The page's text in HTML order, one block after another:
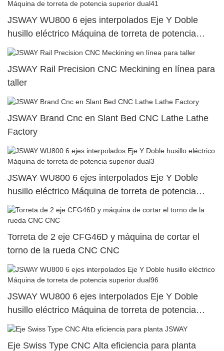
JSWAY WU800 6 ejes interpolados Eje Y Doble
husillo eléctrico Máquina de torreta de potencia
superior dual41
JSWAY Rail Precision CNC Meckining en línea para
taller
JSWAY Brand Cnc en Slant Bed CNC Lathe Lathe
Factory
JSWAY WU800 6 ejes interpolados Eje Y Doble
husillo eléctrico Máquina de torreta de potencia
superior dual3
Torreta de 2 eje CFG46D y máquina de cortar el
torno de la rueda CNC CNC
JSWAY WU800 6 ejes interpolados Eje Y Doble
husillo eléctrico Máquina de torreta de potencia
superior dual96
Eje Swiss Type CNC Alta eficiencia para planta